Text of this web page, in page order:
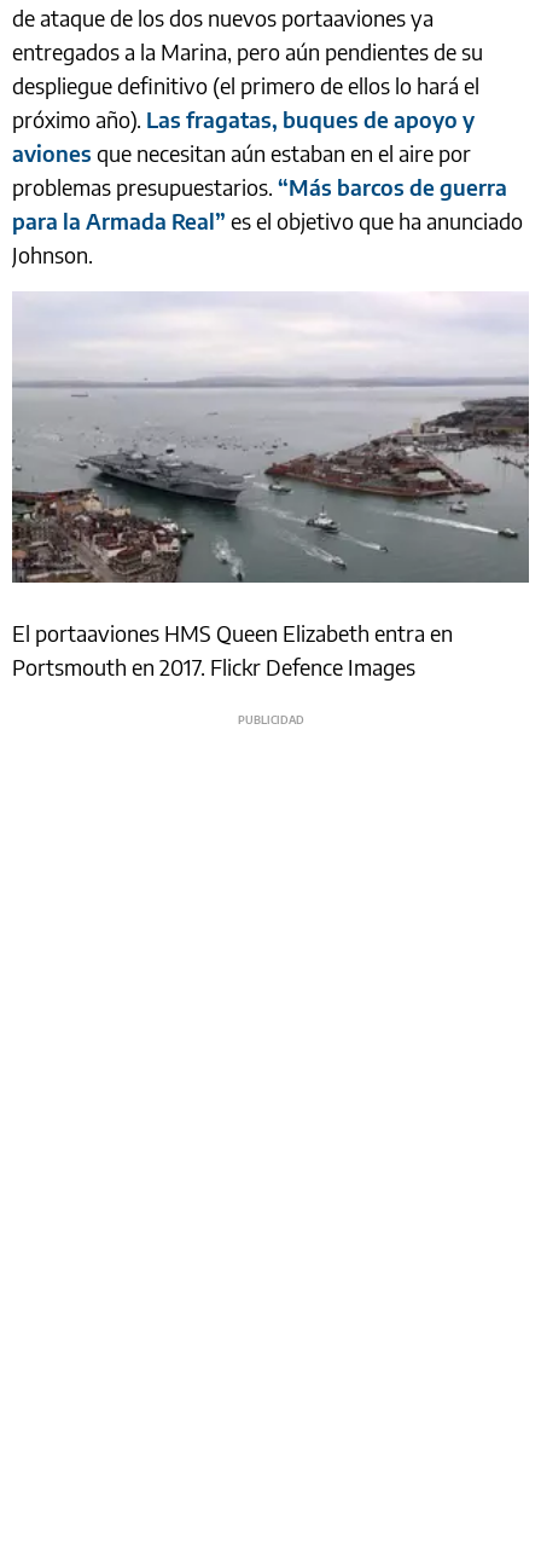
de ataque de los dos nuevos portaaviones ya
entregados a la Marina, pero aún pendientes de su
despliegue definitivo (el primero de ellos lo hará el
próximo año). Las fragatas, buques de apoyo y
aviones que necesitan aún estaban en el aire por
problemas presupuestarios. “Más barcos de guerra
para la Armada Real” es el objetivo que ha anunciado
Johnson.
El portaaviones HMS Queen Elizabeth entra en
Portsmouth en 2017. Flickr Defence Images